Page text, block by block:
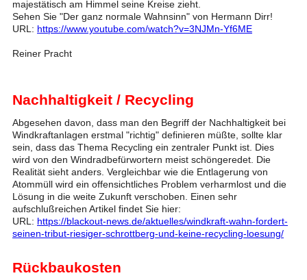
majestätisch am Himmel seine Kreise zieht.
Sehen Sie "Der ganz normale Wahnsinn" von Hermann Dirr!
URL: https://www.youtube.com/watch?v=3NJMn-Yf6ME
Reiner Pracht
Nachhaltigkeit / Recycling
Abgesehen davon, dass man den Begriff der Nachhaltigkeit bei
Windkraftanlagen erstmal "richtig" definieren müßte, sollte klar
sein, dass das Thema Recycling ein zentraler Punkt ist. Dies
wird von den Windradbefürwortern meist schöngeredet. Die
Realität sieht anders. Vergleichbar wie die Entlagerung von
Atommüll wird ein offensichtliches Problem verharmlost und die
Lösung in die weite Zukunft verschoben. Einen sehr
aufschlußreichen Artikel findet Sie hier:
URL: https://blackout-news.de/aktuelles/windkraft-wahn-fordert-
seinen-tribut-riesiger-schrottberg-und-keine-recycling-loesung/
Rückbaukosten